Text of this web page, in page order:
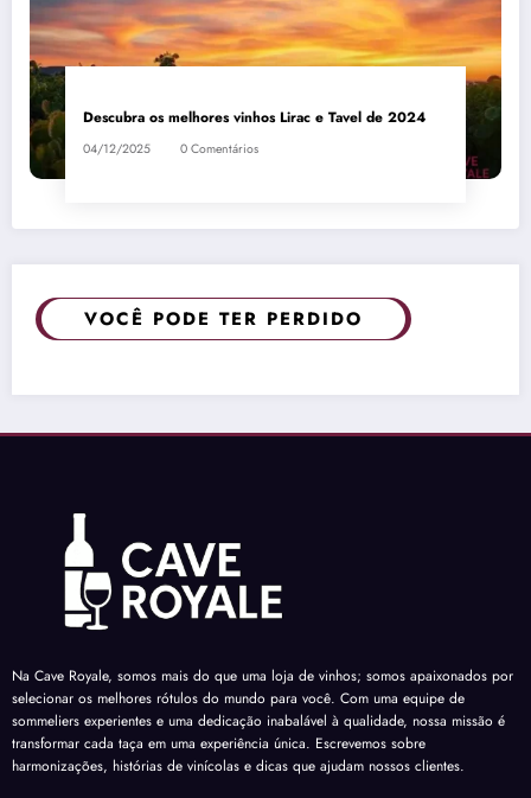
Descubra os melhores vinhos Lirac e Tavel de 2024
04/12/2025 0 Comentários
VOCÊ PODE TER PERDIDO
Na Cave Royale, somos mais do que uma loja de vinhos; somos apaixonados por
selecionar os melhores rótulos do mundo para você. Com uma equipe de
sommeliers experientes e uma dedicação inabalável à qualidade, nossa missão é
transformar cada taça em uma experiência única. Escrevemos sobre
harmonizações, histórias de vinícolas e dicas que ajudam nossos clientes.